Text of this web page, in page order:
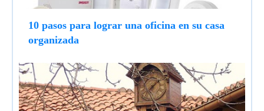
10 pasos para lograr una oficina en su casa
organizada